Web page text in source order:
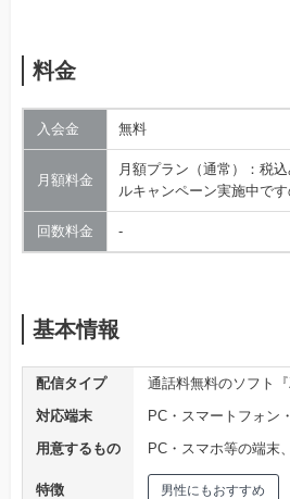
料金
入会金 無料
月額料金
月額プラン（通常）：税
ルキャンペーン実施中で
回数料金 ‐
基本情報
配信タイプ
通話料無料のソフト
対応端末
PC・スマートフォン
用意するもの
PC・スマホ等の端末
特徴 男性にもおすすめ